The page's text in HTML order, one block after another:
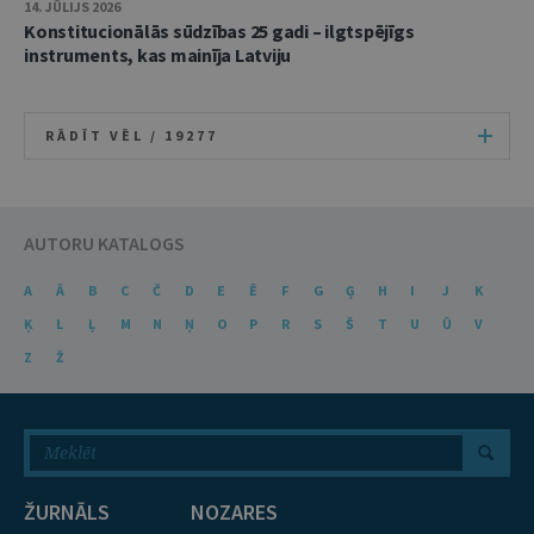
14. JŪLIJS 2026
Konstitucionālās sūdzības 25 gadi – ilgtspējīgs
instruments, kas mainīja Latviju
RĀDĪT VĒL / 19277
AUTORU KATALOGS
A Ā B C Č D E Ē F G Ģ H I J
K
Ķ
L Ļ M N Ņ O P R S Š T U Ū
V
Z
Ž
ŽURNĀLS NOZARES